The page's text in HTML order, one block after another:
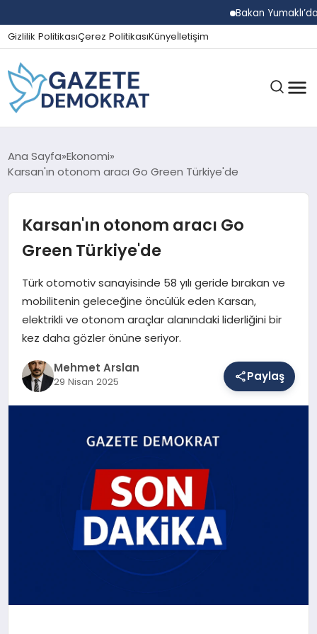
Bakan Yumaklı’dan
Gizlilik PolitikasıÇerez PolitikasıKünyeİletişim
GÜNDEM
SPOR
SAĞLIK
Ana Sayfa Ekonomi
Karsan'ın otonom aracı Go Green Türkiye'de
Karsan'ın otonom aracı Go
Green Türkiye'de
Türk otomotiv sanayisinde 58 yılı geride bırakan ve
mobilitenin geleceğine öncülük eden Karsan,
elektrikli ve otonom araçlar alanındaki liderliğini bir
kez daha gözler önüne seriyor.
Mehmet Arslan
29 Nisan 2025 Paylaş